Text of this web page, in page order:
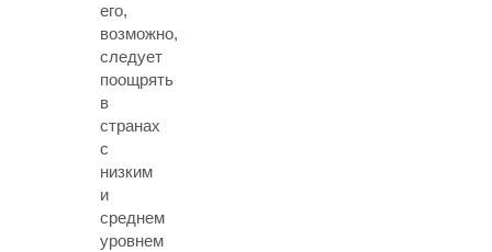
его,
возможно,
следует
поощрять
в
странах
с
низким
и
среднем
уровнем